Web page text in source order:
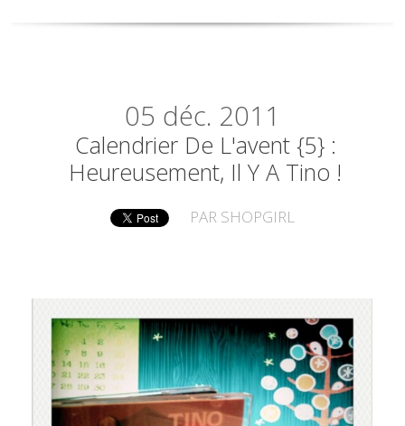
05 déc. 2011
Calendrier De L'avent {5} :
Heureusement, Il Y A Tino !
PAR SHOPGIRL